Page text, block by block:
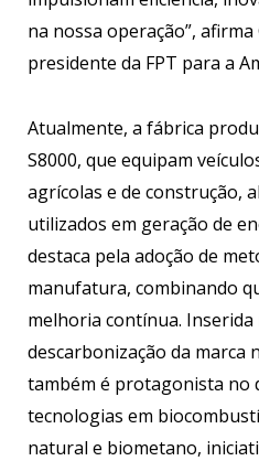
na nossa operação”,
presidente da FPT para a
Atualmente, a fábrica
S8000, que equipam
agrícolas e de construção,
utilizados em geração de
destaca pela adoção de
manufatura, combinando
melhoria contínua.
descarbonização da marca
também é protagonista no
tecnologias em
natural e biometano,